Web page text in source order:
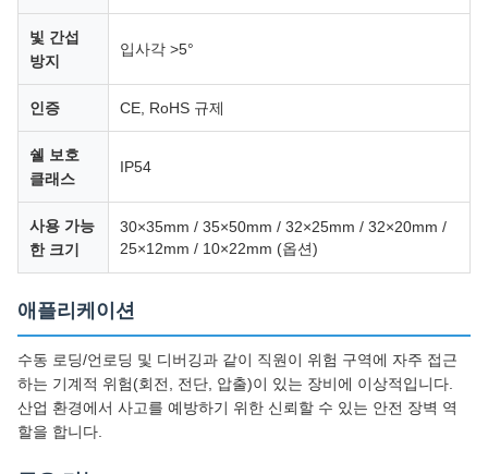
빛 간섭
방지
입사각 >5°
인증 CE, RoHS 규제
쉘 보호
클래스
IP54
사용 가능
한 크기
30×35mm / 35×50mm / 32×25mm / 32×20mm /
25×12mm / 10×22mm (옵션)
애플리케이션
수동 로딩/언로딩 및 디버깅과 같이 직원이 위험 구역에 자주 접근
하는 기계적 위험(회전, 전단, 압출)이 있는 장비에 이상적입니다.
산업 환경에서 사고를 예방하기 위한 신뢰할 수 있는 안전 장벽 역
할을 합니다.